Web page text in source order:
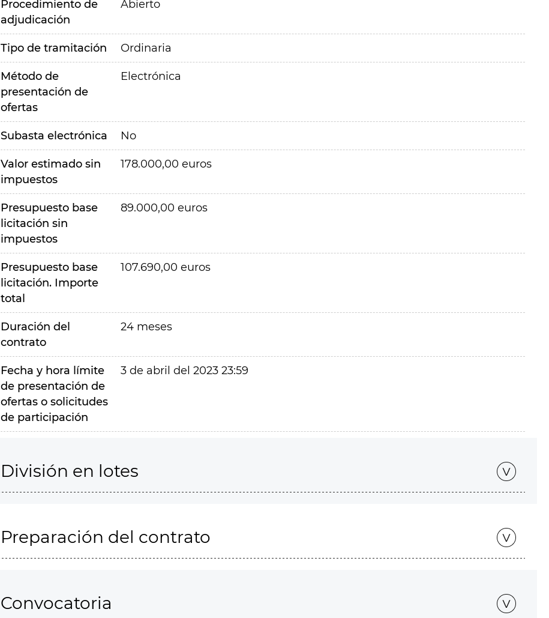
Procedimiento de
adjudicación
Abierto
Tipo de tramitación Ordinaria
Método de
presentación de
ofertas
Electrónica
Subasta electrónica No
Valor estimado sin
impuestos
178.000,00 euros
Presupuesto base
licitación sin
impuestos
89.000,00 euros
Presupuesto base
licitación. Importe
total
107.690,00 euros
Duración del
contrato
24 meses
Fecha y hora límite
de presentación de
ofertas o solicitudes
de participación
3 de abril del 2023 23:59
División en lotes
Preparación del contrato
Convocatoria